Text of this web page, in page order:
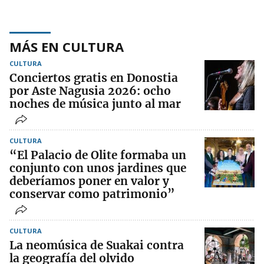
MÁS EN CULTURA
CULTURA
Conciertos gratis en Donostia
por Aste Nagusia 2026: ocho
noches de música junto al mar
CULTURA
“El Palacio de Olite formaba un
conjunto con unos jardines que
deberíamos poner en valor y
conservar como patrimonio”
CULTURA
La neomúsica de Suakai contra
la geografía del olvido